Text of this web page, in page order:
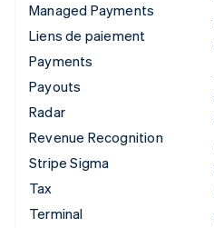
Managed Payments
Liens de paiement
Payments
Payouts
Radar
Revenue Recognition
Stripe Sigma
Tax
Terminal